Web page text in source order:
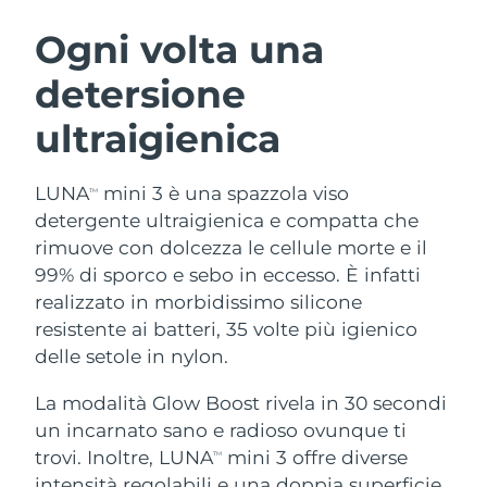
Ogni volta una
detersione
ultraigienica
LUNATM
mini 3 è una spazzola viso
detergente ultraigienica e compatta che
rimuove con dolcezza le cellule morte e il
99% di sporco e sebo in eccesso. È infatti
realizzato in morbidissimo silicone
resistente ai batteri, 35 volte più igienico
delle setole in nylon.
La modalità Glow Boost rivela in 30 secondi
un incarnato sano e radioso ovunque ti
trovi. Inoltre, LUNATM
mini 3 offre diverse
Detersione viso
Anti-aging massage
LUNA™ 4 Plus
Massage, LED heating
For men, anti-aging massage
Lifting viso
Microcurrent toning
BEAR™ 2 go
Microcurrent toning on-the-go
Microcurrent line smoothing device
Idratazione
UFO™ 3 pacchetto
Deep facial hydration
UFO™ 3 LED
Near-infrared and red light therapy
device
Igiene orale
issa™ 4
Hybrid silicone sonic toothbrush
issa™ 4 plus
Smart hybrid silicone sonic toothbrush
TRATTAMENTI ANTI-AGE FAQ™
Anti-age Trattamenti LED
Austria
Bahrein Consegna stimata
Belgio Consegna stimata
Bermuda Consegna stimata
Bosnia ed
Erzegovina
Consegna stimata11.08.2026
Brunei Consegna stimata
Bulgaria
Canada Consegna stimata12.08.2026
Cile Consegna stimata12.08.2026